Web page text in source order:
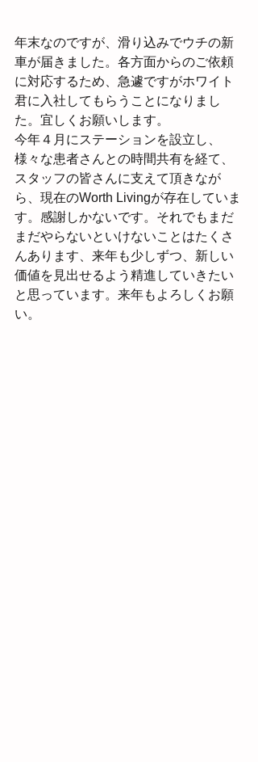
年末なのですが、滑り込みでウチの新
車が届きました。各方面からのご依頼
に対応するため、急遽ですがホワイト
君に入社してもらうことになりまし
た。宜しくお願いします。
今年４月にステーションを設立し、
様々な患者さんとの時間共有を経て、
スタッフの皆さんに支えて頂きなが
ら、現在のWorth Livingが存在していま
す。感謝しかないです。それでもまだ
まだやらないといけないことはたくさ
んあります、来年も少しずつ、新しい
価値を見出せるよう精進していきたい
と思っています。来年もよろしくお願
い。